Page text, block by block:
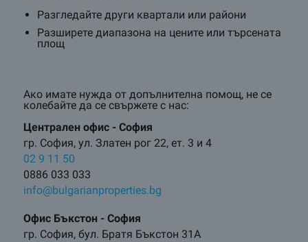
Разгледайте други квартали или райони
Разширете диапазона на цените или търсената
площ
Ако имате нужда от допълнителна помощ, не се
колебайте да се свържете с нас:
Централен oфис - София
гр. София, ул. Златен рог 22, ет. 3 и 4
02 9 11 50
0886 033 033
info@bulgarianproperties.bg
Офис Бъкстон - София
гр. София, бул. Братя Бъкстон 31А